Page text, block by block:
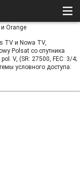
Orange
TV и Nowa TV,
Polsat со спутника
V, (SR: 27500, FEC: 3/4;
условного доступа: